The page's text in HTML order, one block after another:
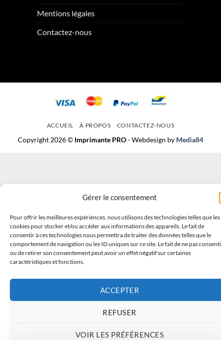
Gérer le consentement
Pour offrir les meilleures expériences, nous utilisons des technologies telles que les
cookies pour stocker et/ou accéder aux informations des appareils. Le fait de
consentir à ces technologies nous permettra de traiter des données telles que le
comportement de navigation ou les ID uniques sur ce site. Le fait de ne pas
ou de retirer son consentement peut avoir un effet négatif sur certaines
caractéristiques et fonctions.
ACCEPTER
REFUSER
VOIR LES PRÉFÉRENCES
Mentions légales
Contactez-nous
ACCUEIL À PROPOS CONTACTEZ-NOUS
Copyright 2026 © Imprimante PRO- Webdesign by Media84